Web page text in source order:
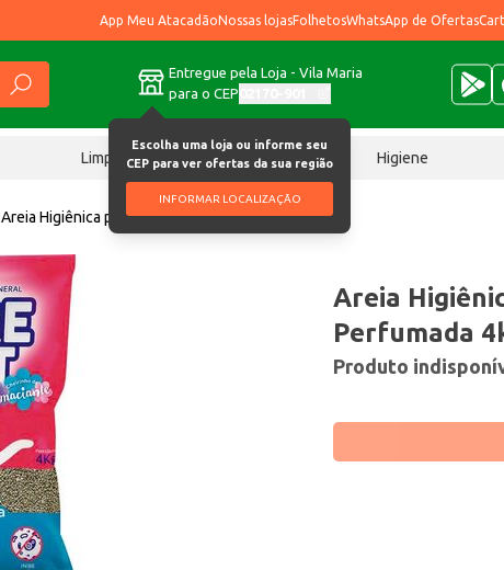
App Meu AtacadãoNossas lojasFolhetosWhatsApp de Ofertas
Entregue pela Loja - Vila Maria
para o CEP
Escolha uma loja ou informe seu
CEP para ver ofertas da sua região
INFORMAR LOCALIZAÇÃO
Limpeza Chocolates Higiene
Areia Higiênica para Gatos Carecat Perfumada 4kg
Areia
Perfumada
Produto